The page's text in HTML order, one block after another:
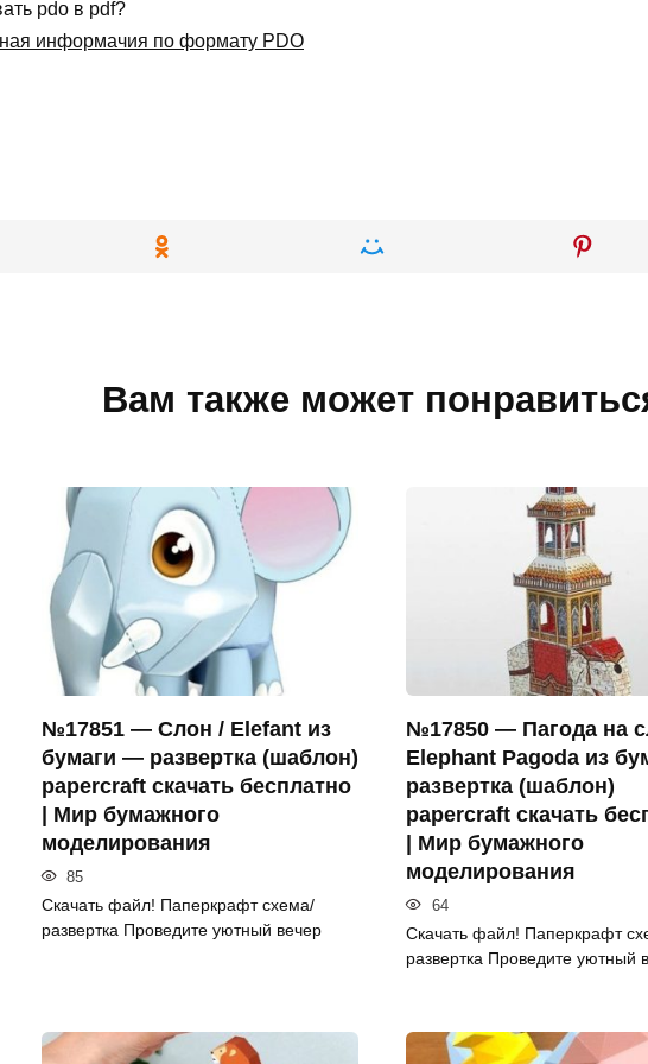
pdo в pdf?
информачия по формату PDO
Вам также может
№17851 — Слон / Elefant из
бумаги — развертка (шаблон)
papercraft скачать бесплатно
| Мир бумажного
моделирования
85
Скачать файл! Паперкрафт схема/
развертка Проведите уютный вечер
№17850 — Пагода на
Elephant Pagoda из
развертка (шаблон)
papercraft скачать
| Мир бумажного
моделирования
64
Скачать файл! Паперкрафт
развертка Проведите уютный